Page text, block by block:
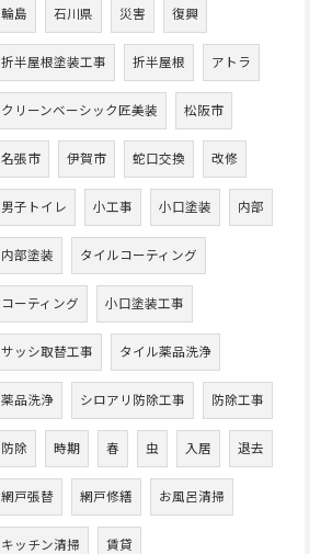
輪島 石川県 災害 復興
折半屋根塗装工事 折半屋根 アトラ
クリーンベーシック匠美装 松阪市
名張市 伊賀市 蛇口交換 改修
男子トイレ 小工事 小口塗装 内部
内部塗装 タイルコーティング
コーティング 小口塗装工事
サッシ取替工事 タイル薬品洗浄
薬品洗浄 シロアリ防除工事 防除工事
防除 時期 春 虫 入居 退去
網戸張替 網戸修繕 お風呂清掃
キッチン清掃 賃貸